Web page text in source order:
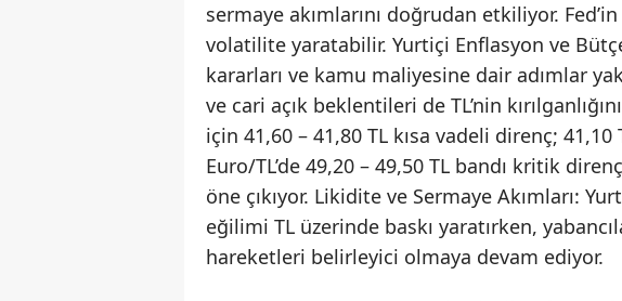
sermaye akımlarını doğrudan etkiliyor.
volatilite yaratabilir. Yurtiçi Enflasyon ve
kararları ve kamu maliyesine dair adımlar
ve cari açık beklentileri de TL’nin
için 41,60 – 41,80 TL kısa vadeli direnç;
Euro/TL’de 49,20 – 49,50 TL bandı kritik
öne çıkıyor. Likidite ve Sermaye Akımları:
eğilimi TL üzerinde baskı yaratırken,
hareketleri belirleyici olmaya devam ediyor.